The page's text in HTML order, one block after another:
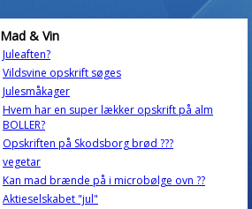
Mad & Vin
Juleaften?
Vildsvine opskrift søges
Julesmåkager
Hvem har en super lækker opskrift på alm
BOLLER?
Opskriften på Skodsborg brød ???
vegetar
Kan mad brænde på i microbølge ovn ??
Aktieselskabet "jul"